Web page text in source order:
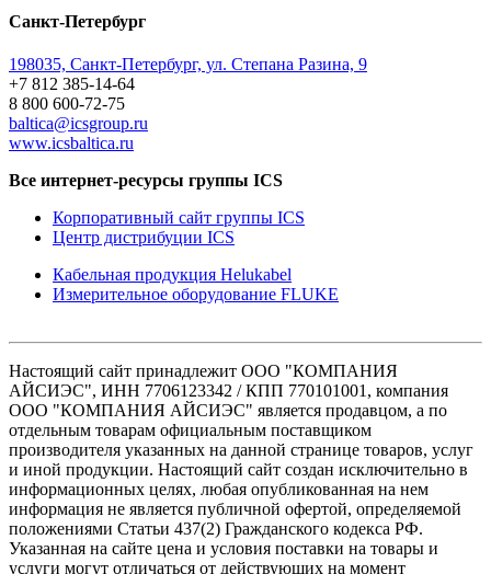
Санкт-Петербург
198035, Санкт-Петербург, ул. Степана Разина, 9
+7 812 385-14-64
8 800 600-72-75
baltica@icsgroup.ru
www.icsbaltica.ru
Все интернет-ресурсы группы ICS
Корпоративный сайт группы ICS
Центр дистрибуции ICS
Кабельная продукция Helukabel
Измерительное оборудование FLUKE
Настоящий сайт принадлежит ООО "КОМПАНИЯ
АЙСИЭС", ИНН 7706123342 / КПП 770101001, компания
ООО "КОМПАНИЯ АЙСИЭС" является продавцом, а по
отдельным товарам официальным поставщиком
производителя указанных на данной странице товаров, услуг
и иной продукции. Настоящий сайт создан исключительно в
информационных целях, любая опубликованная на нем
информация не является публичной офертой, определяемой
положениями Статьи 437(2) Гражданского кодекса РФ.
Указанная на сайте цена и условия поставки на товары и
услуги могут отличаться от действующих на момент